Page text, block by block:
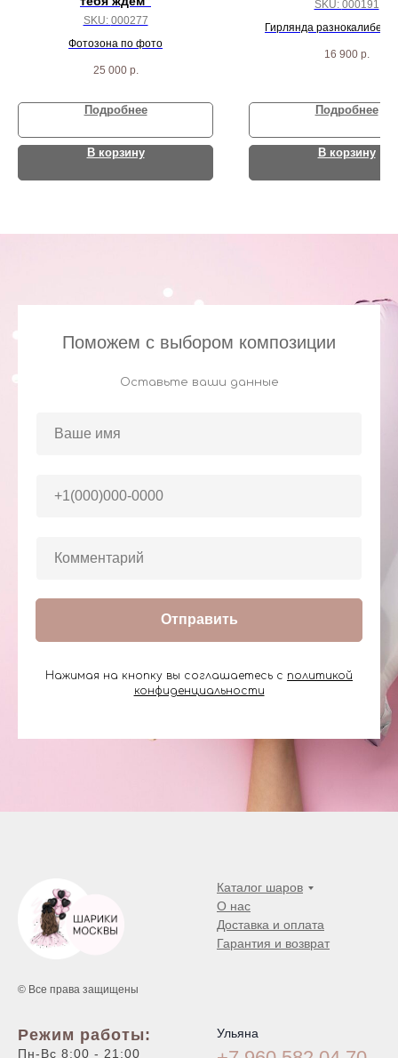
SKU: 000277
Фотозона по фото
25 000 р.
Подробнее
В корзину
SKU: 000191
Гирлянда
кубики с шарами
16 900 р.
Подробнее
В корзину
Поможем с выбором композиции
Оставьте ваши данные
Отправить
Нажимая на кнопку вы соглашаетесь с политикой
конфиденциальности
© Все права защищены
Каталог шаров
О нас
Доставка и оплата
Гарантия и возврат
Режим работы:
Пн-Вс 8:00 - 21:00
Ульяна